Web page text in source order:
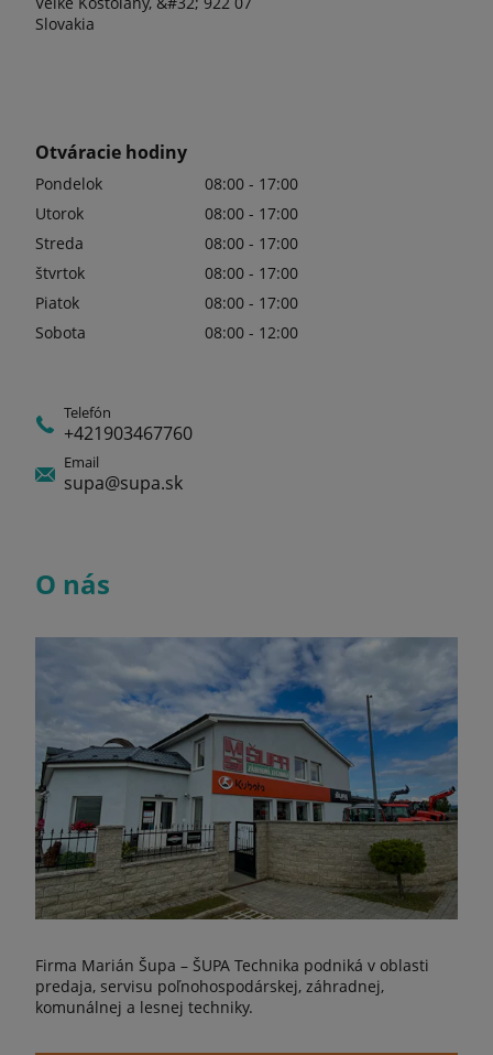
Slovakia
Otváracie hodiny
Pondelok
08:00 - 17:00
Utorok
08:00 - 17:00
Streda
08:00 - 17:00
štvrtok
08:00 - 17:00
Piatok
08:00 - 17:00
Sobota
08:00 - 12:00
Telefón
+421903467760
Email
supa@supa.sk
O nás
Firma Marián Šupa – ŠUPA Technika podniká v oblasti
predaja, servisu poľnohospodárskej, záhradnej,
komunálnej a lesnej techniky.